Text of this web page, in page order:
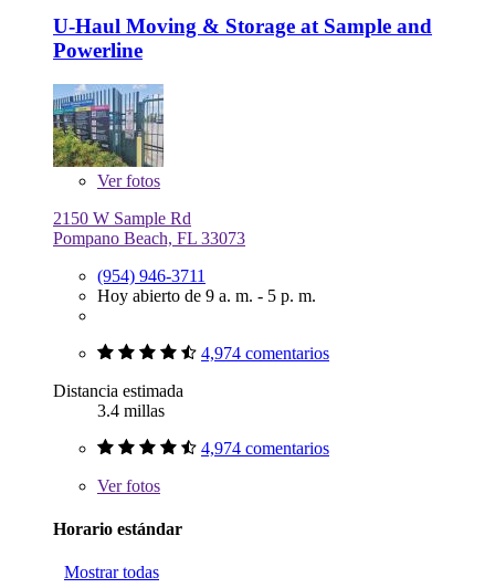
U-Haul Moving & Storage at Sample and
Powerline
Verfotos
2150 W Sample Rd
Pompano Beach, FL 33073
(954) 946-3711
Hoy abierto de 9 a. m. - 5 p. m.
4,974 comentarios
Distancia estimada
3.4 millas
4,974 comentarios
Verfotos
Horario estándar
Mostrar todas